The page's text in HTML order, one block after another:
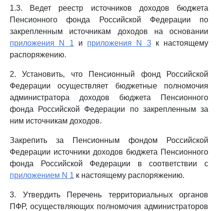
1.3. Ведет реестр источников доходов бюджета
Пенсионного фонда Российской Федерации по
закрепленным источникам доходов на основании
приложения N 1 и приложения N 3к настоящему
распоряжению.
2. Установить, что Пенсионный фонд Российской
Федерации осуществляет бюджетные полномочия
администратора доходов бюджета Пенсионного
фонда Российской Федерации по закрепленным за
ним источникам доходов.
Закрепить за Пенсионным фондом Российской
Федерации источники доходов бюджета Пенсионного
фонда Российской Федерации в соответствии с
приложением N 1 к настоящему распоряжению.
3. Утвердить Перечень территориальных органов
ПФР, осуществляющих полномочия администраторов